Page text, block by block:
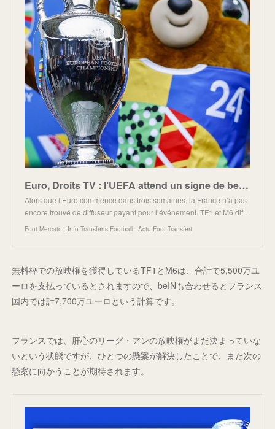
Euro, Droits TV : l’UEFA attend un signe de beIN Sports
Alors que l’Euro commence dans trois semaines, la France n’a pas
encore trouvé de diffuseur payant pour l’événement. TF1 et M6 dif…
Foot Mercato : Info Transferts Football - Actu Foot Transfert
無料枠での放映権を獲得しているTF1とM6は、合計で5,500万ユ
ーロを支払っているとされますので、beINも合わせるとフランス
国内では計7,700万ユーロという計算です。
フランスでは、肝心のリーグ・アンの放映権がまだ決まっていな
いという状態ですが、ひとつの懸案が解決したことで、また次の
懸案に向かうことが期待されます。